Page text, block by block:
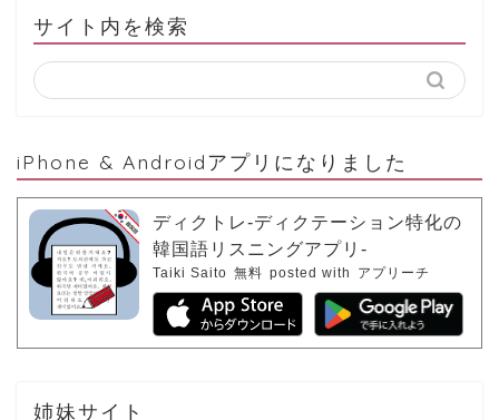
1回再生
바지는 많이 있으니까 치마를 사는 게 어때
요?
ズボンはたくさんあるのだから、スカート
を買ってはどうですか？
サイト内を検索
iPhone & Androidアプリになりました
ディクトレ-ディクテーション特化の
韓国語リスニングアプリ-
Taiki Saito 無料 posted with アプリーチ
姉妹サイト